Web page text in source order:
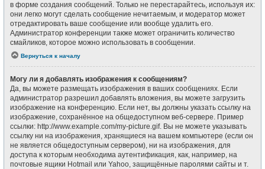
в форме создания сообщений. Только не перестарайтесь, используя их:
они легко могут сделать сообщение нечитаемым, и модератор может
отредактировать ваше сообщение или вообще удалить его.
Администратор конференции также может ограничить количество
смайликов, которое можно использовать в сообщении.
Вернуться к началу
Могу ли я добавлять изображения к сообщениям?
Да, вы можете размещать изображения в ваших сообщениях. Если
администратор разрешил добавлять вложения, вы можете загрузить
изображение на конференцию. Если нет, вы должны указать ссылку на
изображение, сохранённое на общедоступном веб-сервере. Пример
ссылки: http://www.example.com/my-picture.gif. Вы не можете указывать
ссылку ни на изображения, хранящиеся на вашем компьютере (если он
не является общедоступным сервером), ни на изображения, для
доступа к которым необходима аутентификация, как, например, на
почтовые ящики Hotmail или Yahoo, защищённые паролями сайты и т.